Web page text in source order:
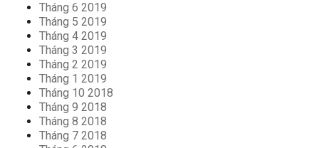
Tháng 6 2019
Tháng 5 2019
Tháng 4 2019
Tháng 3 2019
Tháng 2 2019
Tháng 1 2019
Tháng 10 2018
Tháng 9 2018
Tháng 8 2018
Tháng 7 2018